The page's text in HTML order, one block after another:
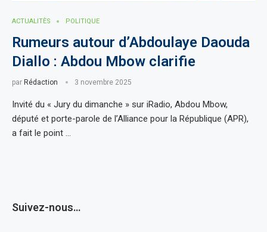
ACTUALITÈS POLITIQUE
Rumeurs autour d’Abdoulaye Daouda
Diallo : Abdou Mbow clarifie
par Rédaction 3 novembre 2025
Invité du « Jury du dimanche » sur iRadio, Abdou Mbow,
député et porte-parole de l’Alliance pour la République (APR),
a fait le point …
Suivez-nous…